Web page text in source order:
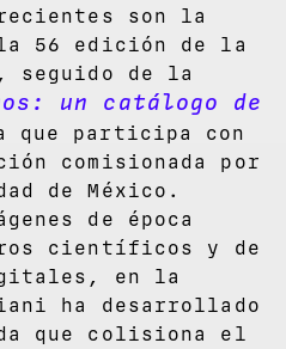
son la
56 edición de la
seguido de la
un catálogo de
que participa con
comisionada por
de México.
de época
científicos y de
en la
ha desarrollado
que colisiona el